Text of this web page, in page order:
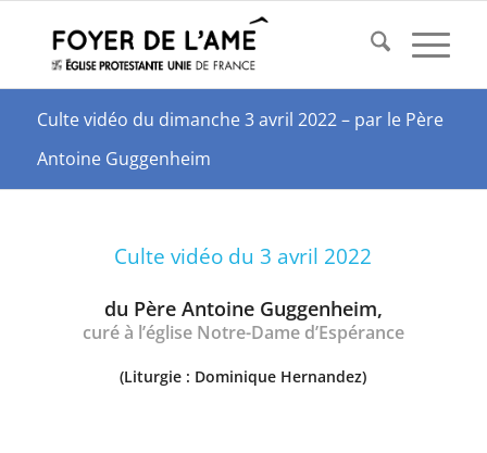
Culte vidéo du dimanche 3 avril 2022 – par le Père
Antoine Guggenheim
Culte vidéo du 3 avril 2022
du Père Antoine Guggenheim,
curé à l’église Notre-Dame d’Espérance
(Liturgie : Dominique Hernandez)